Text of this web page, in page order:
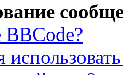
BBCode?